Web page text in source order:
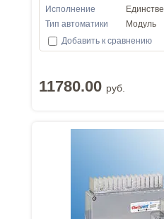
Исполнение
Тип автоматики
Модуль
Добавить к сравнению
11780.00 руб.